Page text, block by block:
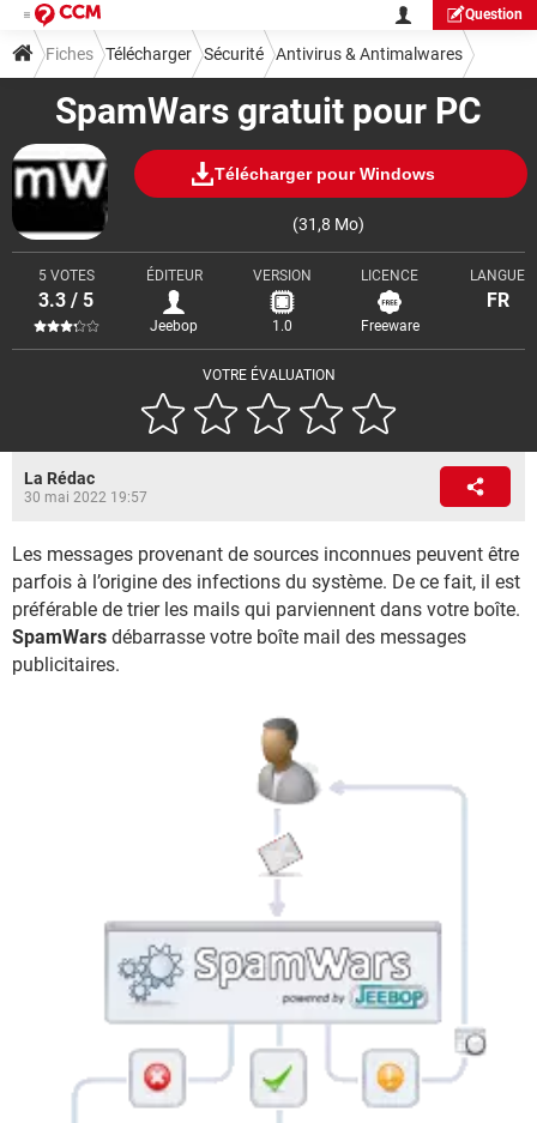
Question
SpamWars gratuit pour PC
Télécharger pour Windows
(31,8 Mo)
VOTRE ÉVALUATION
5 VOTES
3.3 / 5
ÉDITEUR
Jeebop
VERSION
1.0
LICENCE
Freeware
LANGUE
FR
Fiches Télécharger Sécurité Antivirus & Antimalwares
La Rédac
30 mai 2022 19:57
Les messages provenant de sources inconnues peuvent être
parfois à l’origine des infections du système. De ce fait, il est
préférable de trier les mails qui parviennent dans votre boîte.
SpamWars débarrasse votre boîte mail des messages
publicitaires.